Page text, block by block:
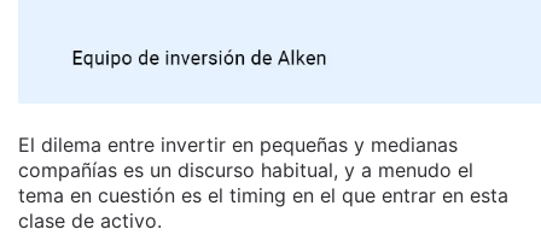
El dilema entre invertir en pequeñas y medianas
compañías es un discurso habitual, y a menudo el
tema en cuestión es el timing en el que entrar en esta
clase de activo.